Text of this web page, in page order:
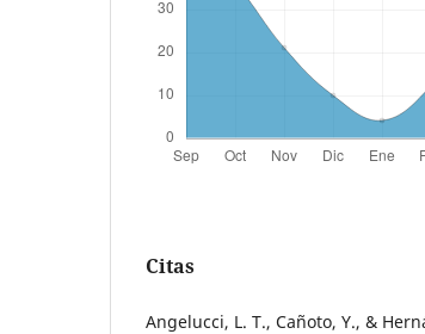
Citas
Angelucci, L. T., Cañoto, Y., &